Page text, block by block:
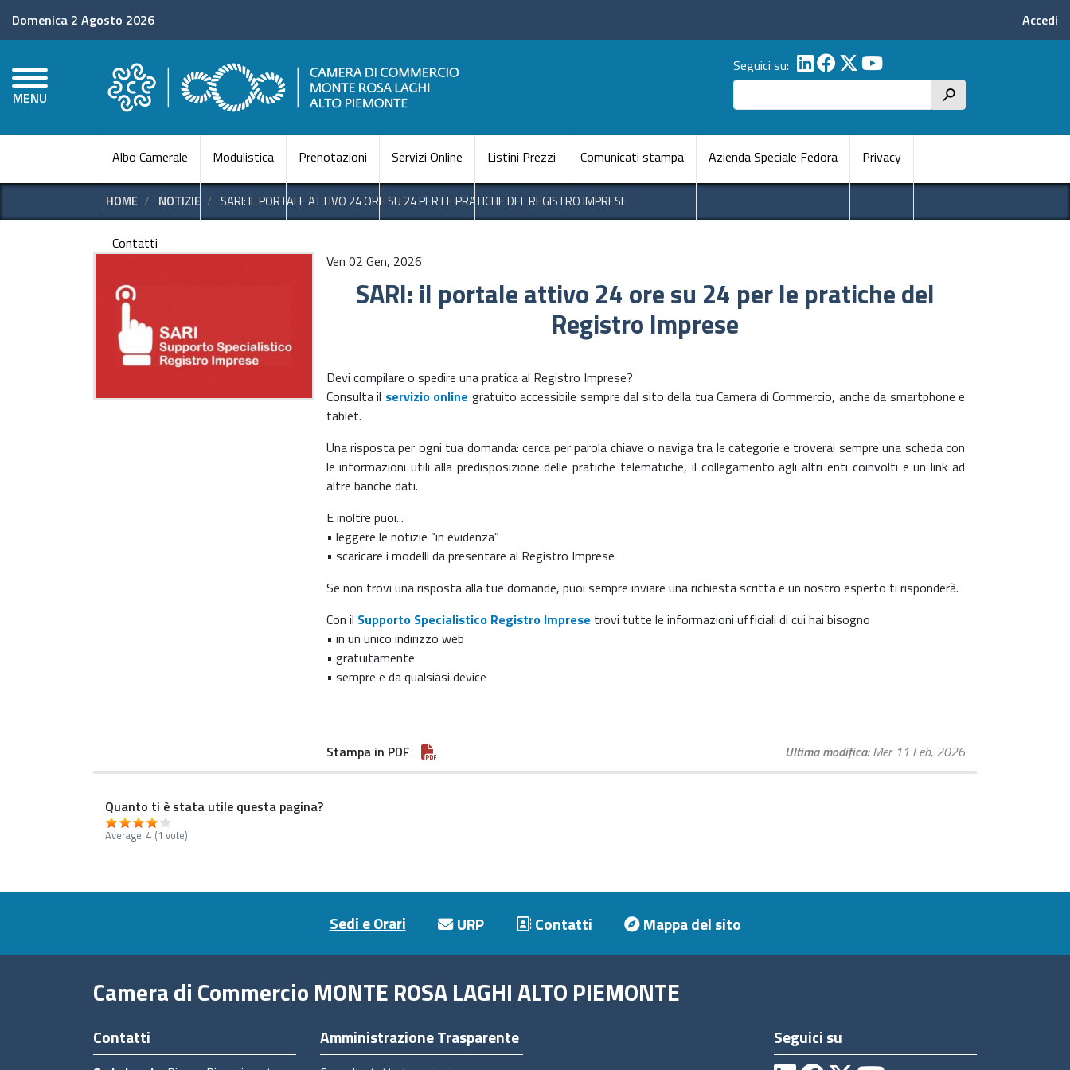
Domenica 2 Agosto 2026 Accedi
MENU
Seguici su:
Cerca
h
Navigazione principale
Albo Camerale Modulistica Prenotazioni Servizi Online Listini Prezzi Comunicati stampa Azienda Speciale Fedora Privacy
Contatti
HOME NOTIZIE SARI: IL PORTALE ATTIVO 24 ORE SU 24 PER LE PRATICHE DEL REGISTRO IMPRESE
Ven 02 Gen, 2026
SARI: il portale attivo 24 ore su 24 per le pratiche del
Registro Imprese
Devi compilare o spedire una pratica al Registro Imprese?
Consulta il servizio online gratuito accessibile sempre dal sito della tua Camera di Commercio, anche da smartphone e
tablet.
Una risposta per ogni tua domanda: cerca per parola chiave o naviga tra le categorie e troverai sempre una scheda con
le informazioni utili alla predisposizione delle pratiche telematiche, il collegamento agli altri enti coinvolti e un link ad
altre banche dati.
E inoltre puoi...
• leggere le notizie “in evidenza”
• scaricare i modelli da presentare al Registro Imprese
Se non trovi una risposta alla tue domande, puoi sempre inviare una richiesta scritta e un nostro esperto ti risponderà.
Con il Supporto Specialistico Registro Imprese trovi tutte le informazioni ufficiali di cui hai bisogno
• in un unico indirizzo web
• gratuitamente
• sempre e da qualsiasi device
Stampa in PDF Ultima modifica Mer 11 Feb, 2026
Quanto ti è stata utile questa pagina?
Average: 4 (1 vote)
Sedi e Orari URP Contatti Mappa del sito
Camera di Commercio MONTE ROSA LAGHI ALTO PIEMONTE
Contatti Amministrazione Trasparente Seguici su